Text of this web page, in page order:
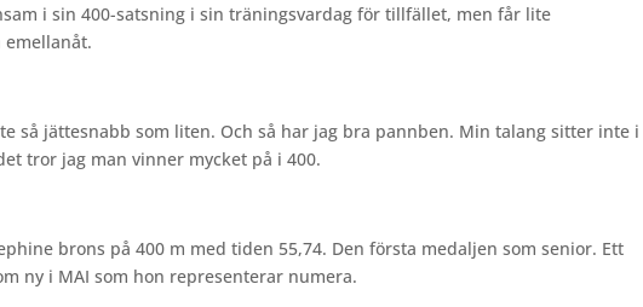
i sin 400-satsning i sin träningsvardag för tillfället, men får lite
emellanåt.
så jättesnabb som liten. Och så har jag bra pannben. Min talang sitter inte i
tror jag man vinner mycket på i 400.
brons på 400 m med tiden 55,74. Den första medaljen som senior. Ett
ny i MAI som hon representerar numera.